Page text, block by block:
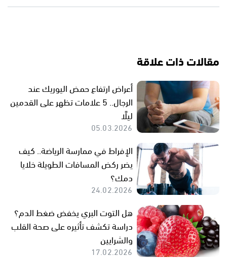
مقالات ذات علاقة
أعراض ارتفاع حمض اليوريك عند
الرجال.. 5 علامات تظهر على القدمين
ليلًا
05.03.2026
الإفراط في ممارسة الرياضة.. كيف
يضر ركض المسافات الطويلة خلايا
دمك؟
24.02.2026
هل التوت البري يخفض ضغط الدم؟
دراسة تكشف تأثيره على صحة القلب
والشرايين
17.02.2026